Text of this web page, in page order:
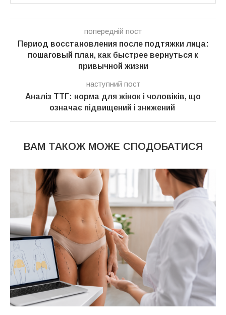
попередній пост
Период восстановления после подтяжки лица:
пошаговый план, как быстрее вернуться к
привычной жизни
наступний пост
Аналіз ТТГ: норма для жінок і чоловіків, що
означає підвищений і знижений
ВАМ ТАКОЖ МОЖЕ СПОДОБАТИСЯ